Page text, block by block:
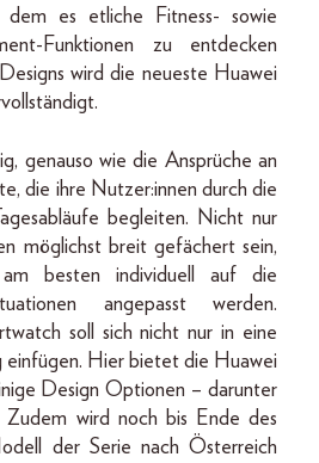
dem es etliche Fitness- sowie
Funktionen zu entdecken
wird die neueste Huawei
genauso wie die Ansprüche an
die ihre Nutzer:innen durch die
begleiten. Nicht nur
möglichst breit gefächert sein,
besten individuell auf die
angepasst werden.
soll sich nicht nur in eine
einfügen. Hier bietet die Huawei
Design Optionen – darunter
Zudem wird noch bis Ende des
der Serie nach Österreich